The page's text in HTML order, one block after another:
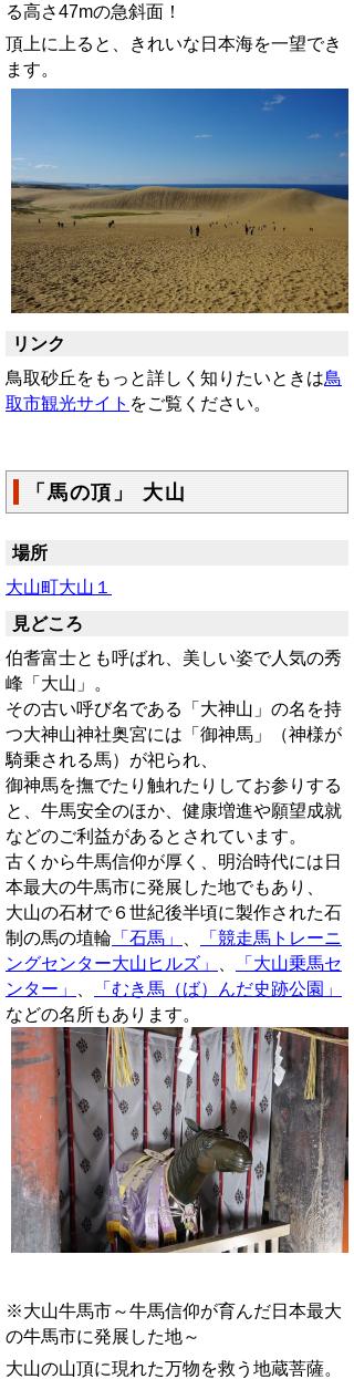
る高さ47mの急斜面！
頂上に上ると、きれいな日本海を一望でき
ます。
リンク
鳥取砂丘をもっと詳しく知りたいときは鳥
取市観光サイト をご覧ください。
「馬の頂」 大山
場所
大山町大山１
見どころ
伯耆富士とも呼ばれ、美しい姿で人気の秀
峰「大山」。
その古い呼び名である「大神山」の名を持
つ大神山神社奥宮には「御神馬」（神様が
騎乗される馬）が祀られ、
御神馬を撫でたり触れたりしてお参りする
と、牛馬安全のほか、健康増進や願望成就
などのご利益があるとされています。
古くから牛馬信仰が厚く、明治時代には日
本最大の牛馬市に発展した地でもあり、
大山の石材で６世紀後半頃に製作された石
制の馬の埴輪 「石馬」
「競走馬トレーニ
ングセンター大山ヒルズ」
「大山乗馬セ
ンター」
「むき馬（ば）んだ史跡公園」
などの名所もあります。
※大山牛馬市～牛馬信仰が育んだ日本最大
の牛馬市に発展した地～
大山の山頂に現れた万物を救う地蔵菩薩。